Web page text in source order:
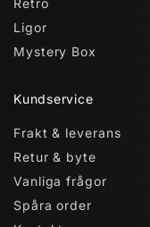
Retro
Ligor
Mystery Box
Kundservice
Frakt & leverans
Retur & byte
Vanliga frågor
Spåra order